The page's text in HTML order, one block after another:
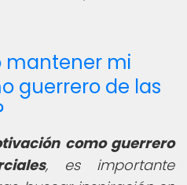
mantener mi
guerrero de las
como guerrero
, es importante